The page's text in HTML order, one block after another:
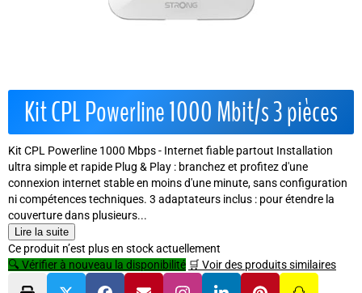
Kit CPL Powerline 1000 Mbit/s 3 pièces
Kit CPL Powerline 1000 Mbps - Internet fiable partout Installation
ultra simple et rapide Plug & Play : branchez et profitez d'une
connexion internet stable en moins d'une minute, sans configuration
ni compétences techniques. 3 adaptateurs inclus : pour étendre la
couverture dans plusieurs...
Lire la suite
Ce produit n’est plus en stock actuellement
🔍 Vérifier à nouveau la disponibilité 🛒 Voir des produits similaires